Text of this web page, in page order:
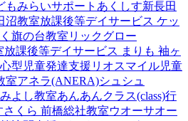
もみらいサポートあくしす新長田
沼教室放課後等デイサービス ケッ
旗の台教室 リックグロー
放課後等デイサービス まりも 袖ヶ
型児童発達支援 リオスマイル児童
室アネラ(ANERA)シュシュ
よし教室あんあんクラス(class)行
さくら 前橋総社教室ウオーサオー